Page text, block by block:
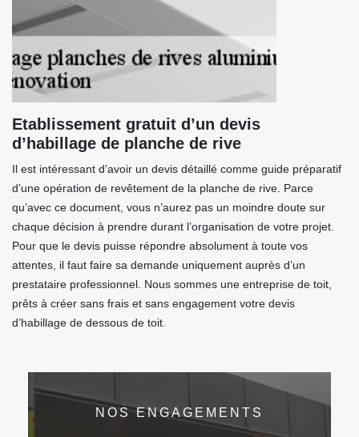
Etablissement gratuit d’un devis
d’habillage de planche de rive
Il est intéressant d’avoir un devis détaillé comme guide préparatif
d’une opération de revêtement de la planche de rive. Parce
qu’avec ce document, vous n’aurez pas un moindre doute sur
chaque décision à prendre durant l’organisation de votre projet.
Pour que le devis puisse répondre absolument à toute vos
attentes, il faut faire sa demande uniquement auprès d’un
prestataire professionnel. Nous sommes une entreprise de toit,
prêts à créer sans frais et sans engagement votre devis
d’habillage de dessous de toit.
NOS ENGAGEMENTS